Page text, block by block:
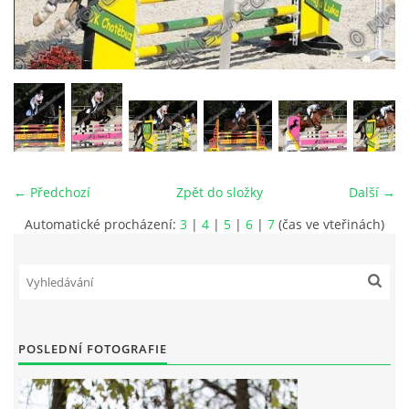
VIDEA
ODKAZY
NOVÝ PŘEKÁŽKOVÝ MATERIÁL
CENÍK SLUŽEB
MORAVSKOSLEZSKÉM KRAJI
NEDOSTAVILI NA PODZIMNÍ BRIGÁDU
← Předchozí Další →
Zpět do složky
Automatické procházení: 3 | 4 | 5 | 6 | 7 (čas ve vteřinách)
POSLEDNÍ FOTOGRAFIE